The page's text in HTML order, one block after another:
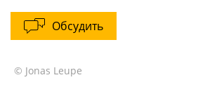
Обсудить
© Jonas Leupe